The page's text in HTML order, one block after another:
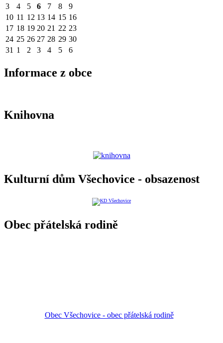
3 4 5 6 7 8
9
10 11 12 13 14 15 16
17 18 19 20 21 22 23
24 25 26 27 28 29 30
31 1 2 3 4 5 6
Informace z obce
Knihovna
Kulturní dům Všechovice - obsazenost
Obec přátelská rodině
Obec Všechovice - obec přátelská rodině